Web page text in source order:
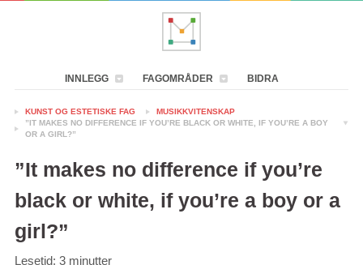
INNLEGG FAGOMRÅDER BIDRA
KUNST OG ESTETISKE FAG
MUSIKKVITENSKAP
”IT MAKES NO DIFFERENCE IF YOU’RE BLACK OR WHITE, IF YOU’RE A BOY
OR A GIRL?”
”It makes no difference if you’re
black or white, if you’re a boy or a
girl?”
Lesetid: 3 minutter